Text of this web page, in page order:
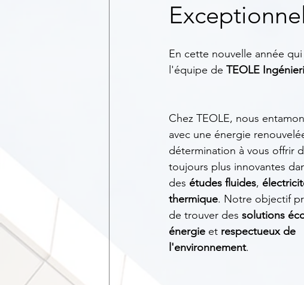
En cette nouvelle année
l'équipe de TEOLE
Chez TEOLE, nous
avec une énergie
détermination à vous offrir
toujours plus innovantes
des études fluides,
thermique. Notre objectif
de trouver des solutions
énergie et respectueux de
l'environnement.